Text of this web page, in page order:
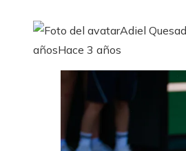
Adiel
añosHace 3 años